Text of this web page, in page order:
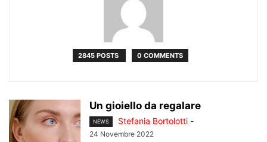
2845 POSTS 0 COMMENTS
Un gioiello da regalare
NEWS Stefania Bortolotti -
24 Novembre 2022